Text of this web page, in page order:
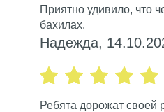
Приятно удивило, что
бахилах.
Надежда,
Ребята дорожат своей